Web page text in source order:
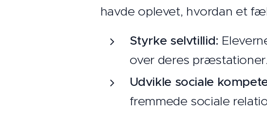
havde oplevet, hvordan et
Styrke selvtillid:
over deres præstationer.
Udvikle sociale
fremmede sociale